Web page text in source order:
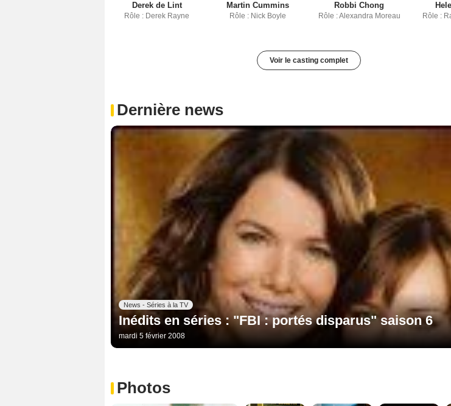
Derek de Lint
Rôle : Derek Rayne
Martin Cummins
Rôle : Nick Boyle
Robbi Chong
Rôle : Alexandra Moreau Rôle :
Voir le casting complet
Dernière news
News - Séries à la TV
Inédits en séries : "FBI : portés disparus" saison 6
mardi 5 février 2008
Photos